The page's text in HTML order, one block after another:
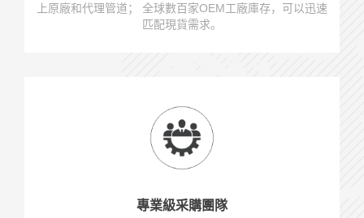
上原廠和代理管道； 全球數百家OEM工廠庫存，可以迅速
匹配現貨需求。
專業級采購團隊